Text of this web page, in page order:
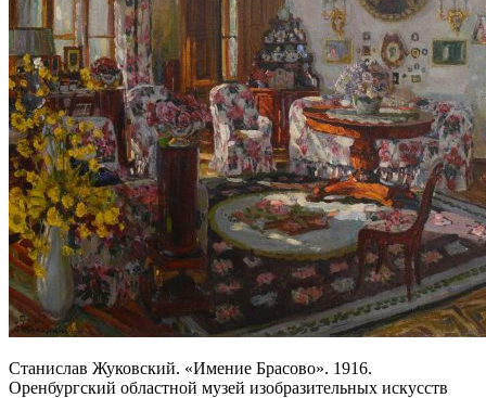
Станислав Жуковский. «Имение Брасово». 1916.
Оренбургский областной музей изобразительных искусств